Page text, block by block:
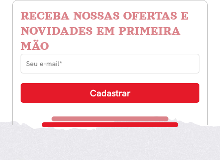
RECEBA NOSSAS OFERTAS E
NOVIDADES EM PRIMEIRA
MÃO